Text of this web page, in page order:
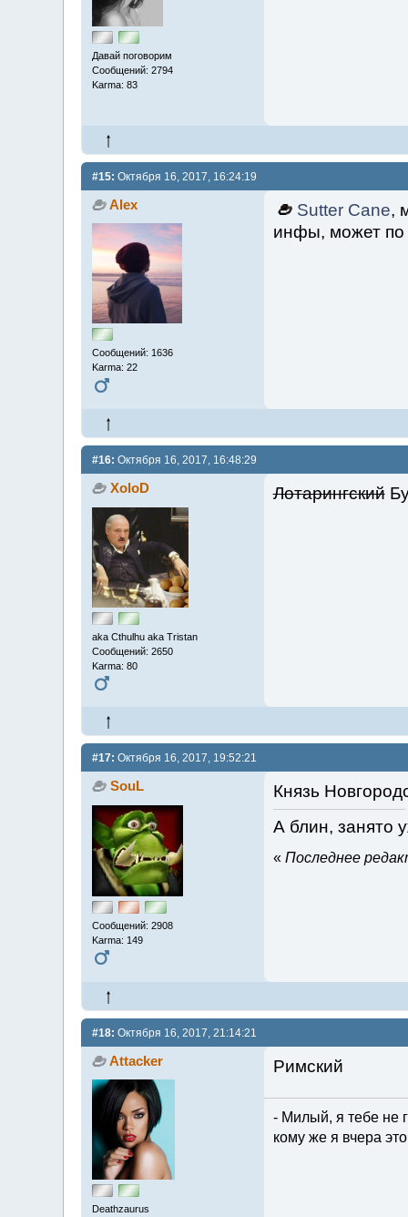
Давай поговорим
Сообщений: 2794
Karma: 83
#15: Октября 16, 2017, 16:24:19
Alex
Сообщений: 1636
Karma: 22
Sutter Cane,
инфы, может по
#16: Октября 16, 2017, 16:48:29
XoloD
aka Cthulhu aka Tristan
Сообщений: 2650
Karma: 80
Лотарингский
#17: Октября 16, 2017, 19:52:21
SouL
Сообщений: 2908
Karma: 149
Князь
А блин, занято
« Последнее
#18: Октября 16, 2017, 21:14:21
Attacker
Deathzaurus
Римский
- Милый, я тебе не
кому же я вчера